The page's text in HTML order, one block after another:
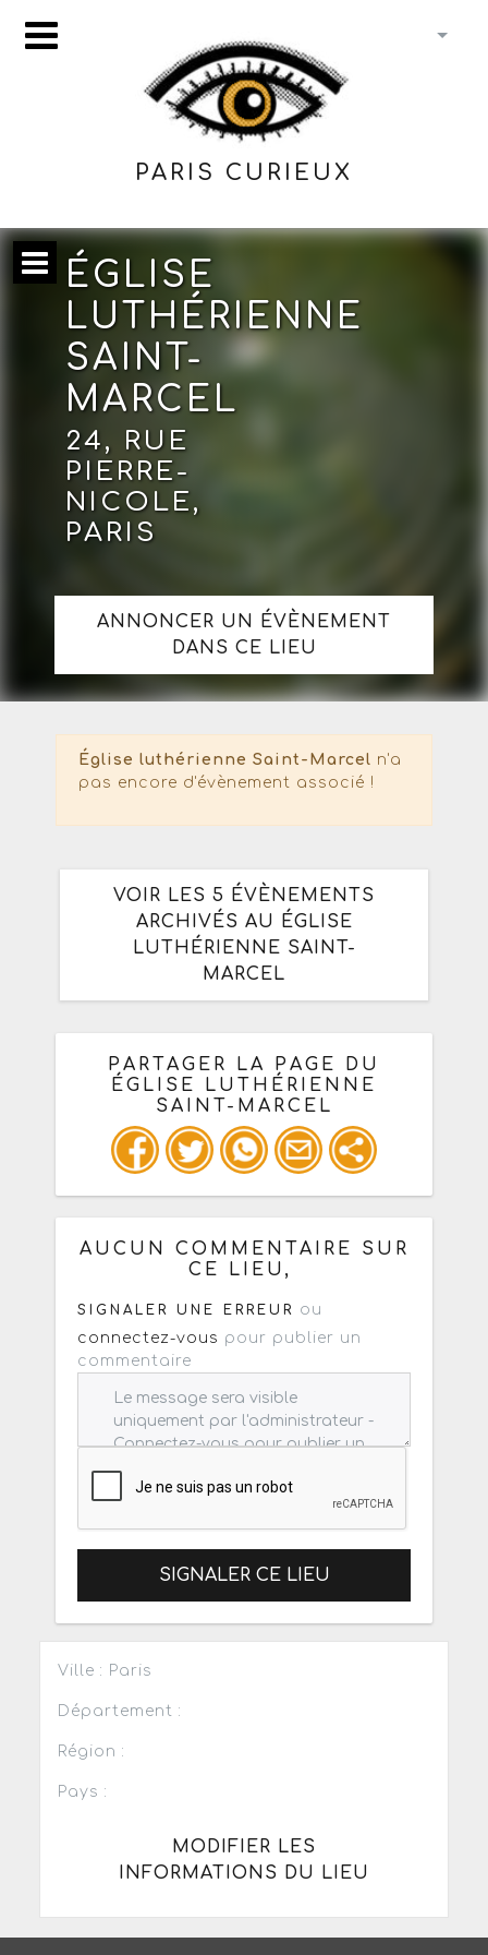
PARIS CURIEUX
ÉGLISE
LUTHÉRIENNE
SAINT-
MARCEL
24, RUE
PIERRE-
NICOLE,
PARIS
ANNONCER UN ÉVÈNEMENT
DANS CE LIEU
Église luthérienne Saint-Marcel n'a
pas encore d'évènement associé !
VOIR LES 5 ÉVÈNEMENTS
ARCHIVÉS AU ÉGLISE
LUTHÉRIENNE SAINT-
MARCEL
PARTAGER LA PAGE DU
ÉGLISE LUTHÉRIENNE
SAINT-MARCEL
Ou copiez les infos ci-dessous pour
un : mail / forum / réseau social
AUCUN COMMENTAIRE SUR
CE LIEU,
SIGNALER UNE ERREUR
ou
connectez-vous pour publier un
commentaire
SIGNALER CE LIEU
Ville : Paris
Département :
Région :
Pays :
MODIFIER LES
INFORMATIONS DU LIEU